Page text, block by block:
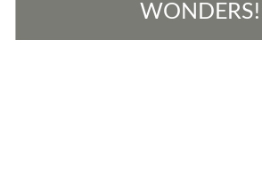
WONDERS!